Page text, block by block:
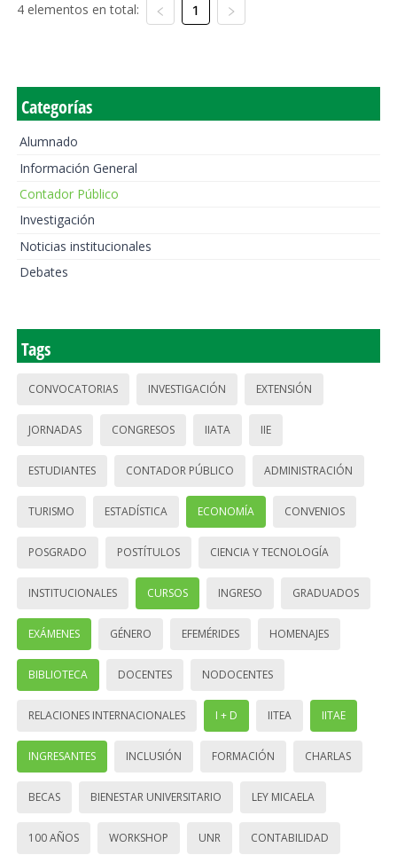
4 elementos en total: 1
Categorías
Alumnado
Información General
Contador Público
Investigación
Noticias institucionales
Debates
Tags
CONVOCATORIAS INVESTIGACIÓN EXTENSIÓN
JORNADAS CONGRESOS IIATA IIE
ESTUDIANTES CONTADOR PÚBLICO ADMINISTRACIÓN
TURISMO ESTADÍSTICA ECONOMÍA CONVENIOS
POSGRADO POSTÍTULOS CIENCIA Y TECNOLOGÍA
INSTITUCIONALES CURSOS INGRESO GRADUADOS
EXÁMENES GÉNERO EFEMÉRIDES HOMENAJES
BIBLIOTECA DOCENTES NODOCENTES
RELACIONES INTERNACIONALES I + D IITEA IITAE
INGRESANTES INCLUSIÓN FORMACIÓN CHARLAS
BECAS BIENESTAR UNIVERSITARIO LEY MICAELA
100 AÑOS WORKSHOP UNR CONTABILIDAD